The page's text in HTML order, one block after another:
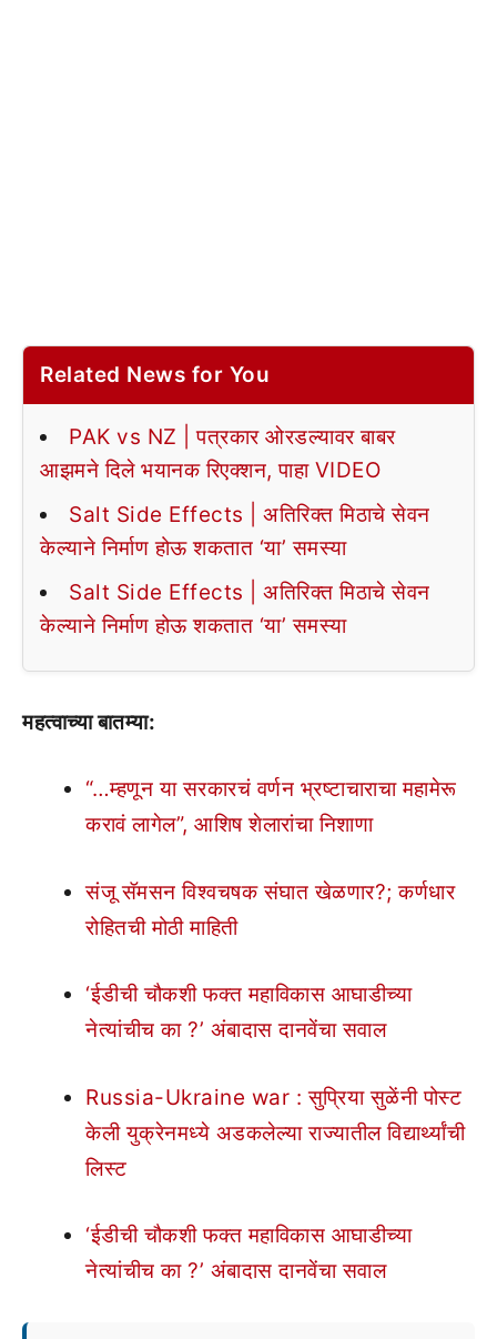
Related News for You
PAK vs NZ | पत्रकार ओरडल्यावर बाबर
आझमने दिले भयानक रिएक्शन, पाहा VIDEO
Salt Side Effects | अतिरिक्त मिठाचे सेवन
केल्याने निर्माण होऊ शकतात ‘या’ समस्या
Salt Side Effects | अतिरिक्त मिठाचे सेवन
केल्याने निर्माण होऊ शकतात ‘या’ समस्या
महत्वाच्या बातम्या:
“…म्हणून या सरकारचं वर्णन भ्रष्टाचाराचा महामेरू
करावं लागेल”, आशिष शेलारांचा निशाणा
संजू सॅमसन विश्वचषक संघात खेळणार?; कर्णधार
रोहितची मोठी माहिती
‘ईडीची चौकशी फक्त महाविकास आघाडीच्या
नेत्यांचीच का ?’ अंबादास दानवेंचा सवाल
Russia-Ukraine war : सुप्रिया सुळेंनी पोस्ट
केली युक्रेनमध्ये अडकलेल्या राज्यातील विद्यार्थ्यांची
लिस्ट
‘ईडीची चौकशी फक्त महाविकास आघाडीच्या
नेत्यांचीच का ?’ अंबादास दानवेंचा सवाल